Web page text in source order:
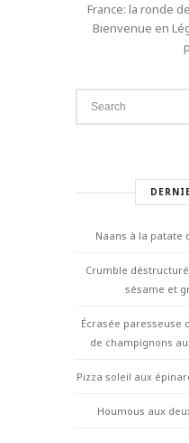
France: la ronde
Bienvenue en
Naans à la patate
Crumble
sésame et
Écrasée paresseuse
de champignons
Pizza soleil aux
Houmous aux